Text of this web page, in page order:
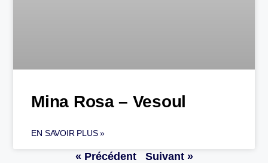
Mina Rosa – Vesoul
EN SAVOIR PLUS »
« Précédent
Suivant »